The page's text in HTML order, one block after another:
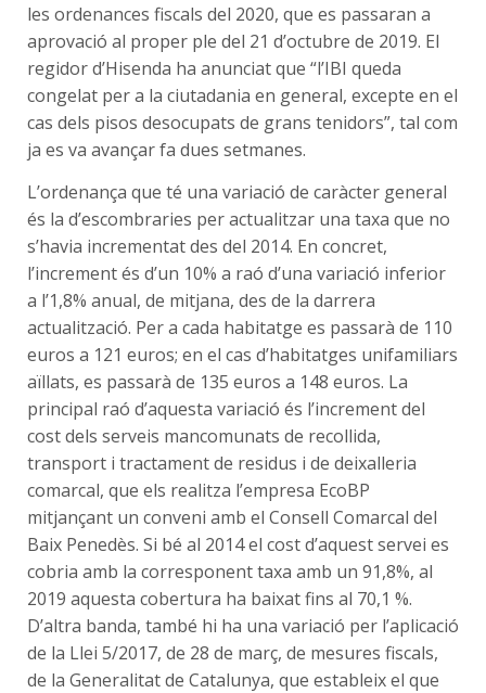
les ordenances fiscals del 2020, que es passaran a
aprovació al proper ple del 21 d’octubre de 2019. El
regidor d’Hisenda ha anunciat que “l’IBI queda
congelat per a la ciutadania en general, excepte en el
cas dels pisos desocupats de grans tenidors”, tal com
ja es va avançar fa dues setmanes.
L’ordenança que té una variació de caràcter general
és la d’escombraries per actualitzar una taxa que no
s’havia incrementat des del 2014. En concret,
l’increment és d’un 10% a raó d’una variació inferior
a l’1,8% anual, de mitjana, des de la darrera
actualització. Per a cada habitatge es passarà de 110
euros a 121 euros; en el cas d’habitatges unifamiliars
aïllats, es passarà de 135 euros a 148 euros. La
principal raó d’aquesta variació és l’increment del
cost dels serveis mancomunats de recollida,
transport i tractament de residus i de deixalleria
comarcal, que els realitza l’empresa EcoBP
mitjançant un conveni amb el Consell Comarcal del
Baix Penedès. Si bé al 2014 el cost d’aquest servei es
cobria amb la corresponent taxa amb un 91,8%, al
2019 aquesta cobertura ha baixat fins al 70,1 %.
D’altra banda, també hi ha una variació per l’aplicació
de la Llei 5/2017, de 28 de març, de mesures fiscals,
de la Generalitat de Catalunya, que estableix el que